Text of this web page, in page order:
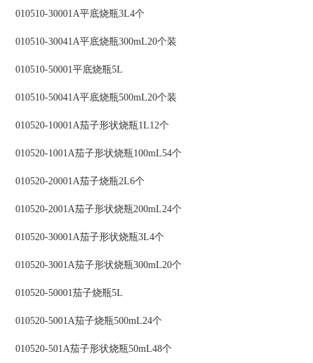
010510-30001A平底烧瓶3L4个
010510-30041A平底烧瓶300mL20个装
010510-50001平底烧瓶5L
010510-50041A平底烧瓶500mL20个装
010520-10001A茄子形状烧瓶1L12个
010520-1001A茄子形状烧瓶100mL54个
010520-20001A茄子烧瓶2L6个
010520-2001A茄子形状烧瓶200mL24个
010520-30001A茄子形状烧瓶3L4个
010520-3001A茄子形状烧瓶300mL20个
010520-50001茄子烧瓶5L
010520-5001A茄子烧瓶500mL24个
010520-501A茄子形状烧瓶50mL48个